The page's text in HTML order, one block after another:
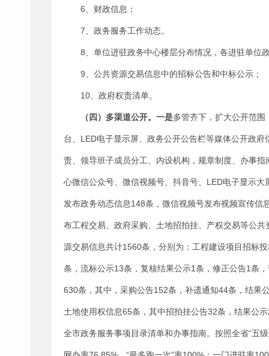
6、财政信息；
7、政务服务工作动态。
8、单位进驻政务中心楼层分布情况，各进驻单位
9、公共资源交易信息中的招标公告和中标公示；
10、政府权责清单。
（四）多渠道公开。一是多管齐下，扩大公开范
台、LED电子显示屏、政务公开公告栏等媒体公开政府
责、领导班子成员分工、内设机构，规章制度、办事
心微信公众号、微信视频号、抖音号、LED电子显示
发布政务动态信息148条，微信视频号发布视频宣传信
布工程交易、政府采购、土地招拍挂、产权交易等公
源交易信息共计1560条，分别为：工程建设项目招标
条，流标公示13条，复核结果公示1条，修正公告1条
630条，其中，采购公告152条，补遗通知44条，结果
土地使用权信息65条，其中招拍挂公告32条，结果公
全市政务服务事项目录清单和办事指南。按照全省“五